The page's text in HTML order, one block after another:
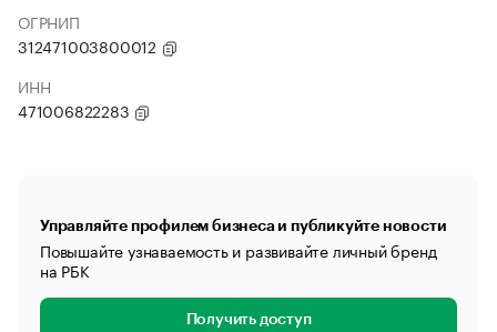
ОГРНИП
312471003800012
ИНН
471006822283
Управляйте профилем бизнеса и публикуйте новости
Повышайте узнаваемость и развивайте личный бренд
на РБК
Получить доступ